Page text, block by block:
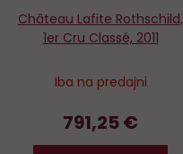
Château Lafite Rothschild,
1er Cru Classé, 2011
Iba na predajni
791,25 €